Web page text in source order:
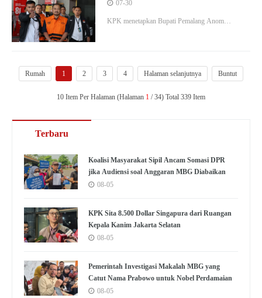
07-30
KPK menetapkan Bupati Pemalang Anom
tersangka pemerasan.
Rumah
1 2 3 4 Halaman selanjutnya Buntut
10 Item Per Halaman (Halaman 1 / 34) Total 339 Item
Terbaru
Koalisi Masyarakat Sipil Ancam Somasi DPR
jika Audiensi soal Anggaran MBG Diabaikan
08-05
KPK Sita 8.500 Dollar Singapura dari Ruangan
Kepala Kanim Jakarta Selatan
08-05
Pemerintah Investigasi Makalah MBG yang
Catut Nama Prabowo untuk Nobel Perdamaian
08-05